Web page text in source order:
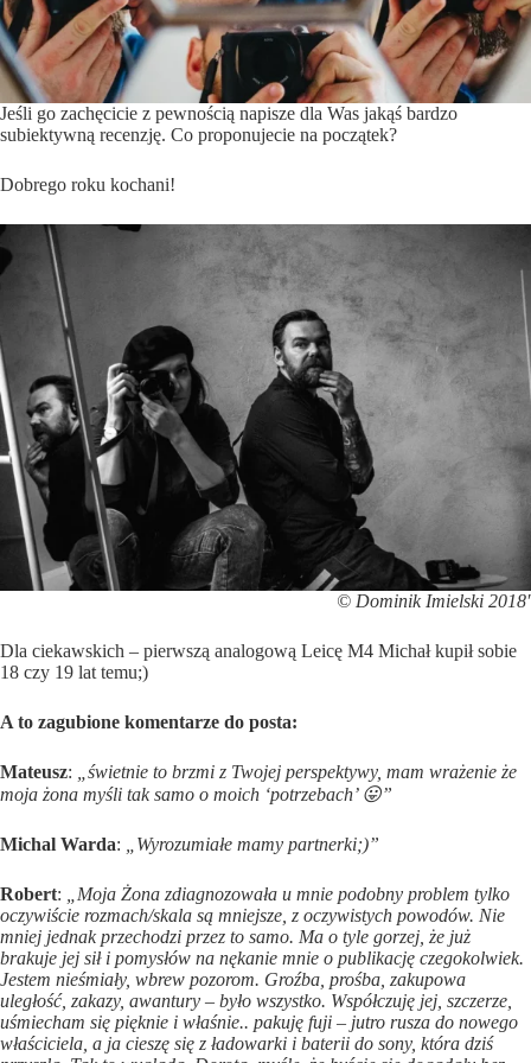
Jeśli go zachęcicie z pewnością napisze dla Was jakąś bardzo
subiektywną recenzję. Co proponujecie na początek?
Dobrego roku kochani!
© Dominik Imielski 2018′
Dla ciekawskich – pierwszą analogową Leicę M4 Michał kupił sobie
18 czy 19 lat temu;)
A to zagubione komentarze do posta:
Mateusz:
„świetnie to brzmi z Twojej perspektywy, mam wrażenie że
moja żona myśli tak samo o moich ‘potrzebach’ 😛”
Michal Warda: „Wyrozumiałe mamy partnerki;)”
Robert:
„Moja Żona zdiagnozowała u mnie podobny problem tylko
oczywiście rozmach/skala są mniejsze, z oczywistych powodów. Nie
mniej jednak przechodzi przez to samo. Ma o tyle gorzej, że już
brakuje jej sił i pomysłów na nękanie mnie o publikację czegokolwiek.
Jestem nieśmiały, wbrew pozorom. Groźba, prośba, zakupowa
uległość, zakazy, awantury – było wszystko. Współczuję jej, szczerze,
uśmiecham się pięknie i właśnie.. pakuję fuji – jutro rusza do nowego
właściciela, a ja cieszę się z ładowarki i baterii do sony, która dziś